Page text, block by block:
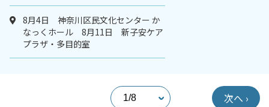
8月4日 神奈川区民文化センター か
なっくホール 8月11日 新子安ケア
プラザ・多目的室
次へ ›